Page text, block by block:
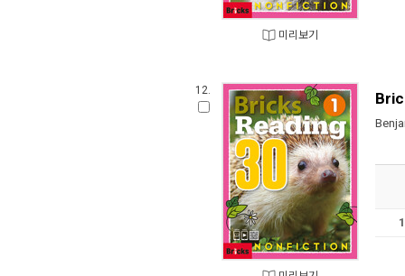
미리보기
12.